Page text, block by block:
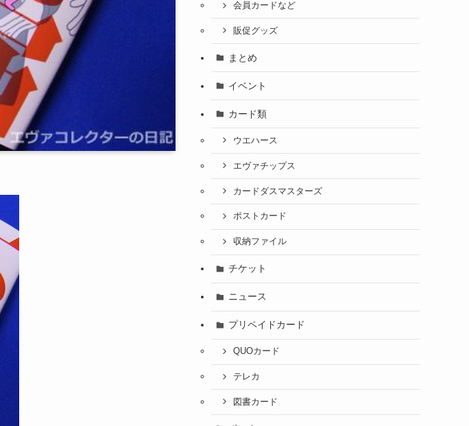
会員カードなど
販促グッズ
まとめ
イベント
カード類
ウエハース
エヴァチップス
カードダスマスターズ
ポストカード
収納ファイル
チケット
ニュース
プリペイドカード
QUOカード
テレカ
図書カード